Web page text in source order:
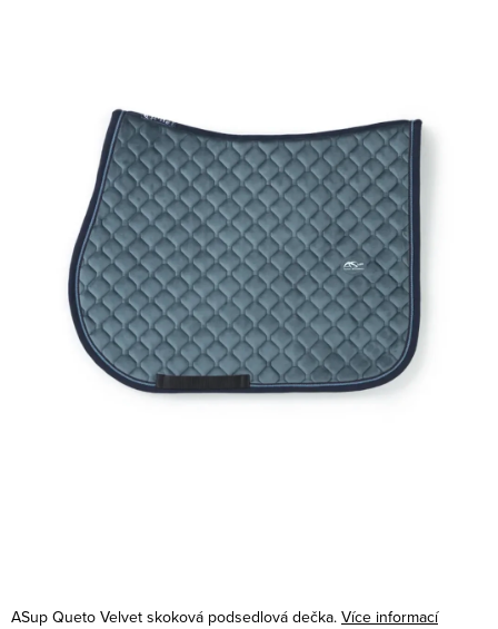
ASup Queto Velvet skoková podsedlová dečka. Více informací